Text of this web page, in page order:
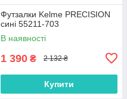
Футзалки Kelme PRECISION
сині 55211-703
В наявності
1 390 ₴ 2 132 ₴
Купити